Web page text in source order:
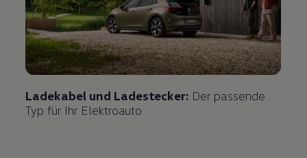
Ladekabel und Ladestecker: Der passende
Typ für Ihr Elektroauto